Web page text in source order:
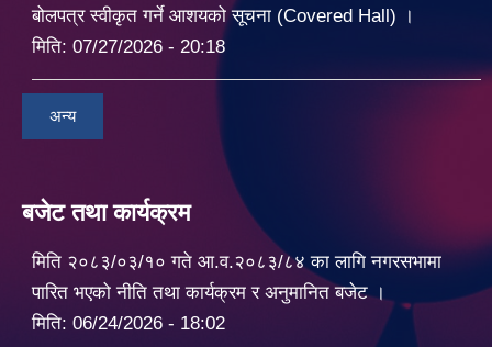
बोलपत्र स्वीकृत गर्ने आशयको सूचना (Covered Hall) ।
मिति: 07/27/2026 - 20:18
अन्य
बजेट तथा कार्यक्रम
मिति २०८३/०३/१० गते आ.व.२०८३/८४ का लागि नगरसभामा
पारित भएको नीति तथा कार्यक्रम र अनुमानित बजेट ।
मिति: 06/24/2026 - 18:02